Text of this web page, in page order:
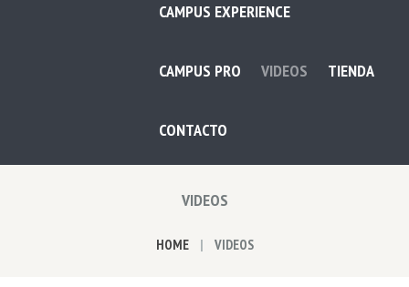
CAMPUS EXPERIENCE
CAMPUS PRO VIDEOS TIENDA
CONTACTO
VIDEOS
HOME VIDEOS